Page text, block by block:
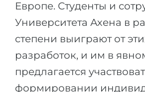
Европе. Студенты и
Университета Ахена в
степени выиграют от
разработок, и им в
предлагается
формировании